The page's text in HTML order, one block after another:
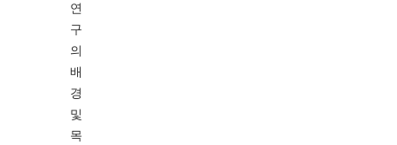
연
구
의
배
경
및
목